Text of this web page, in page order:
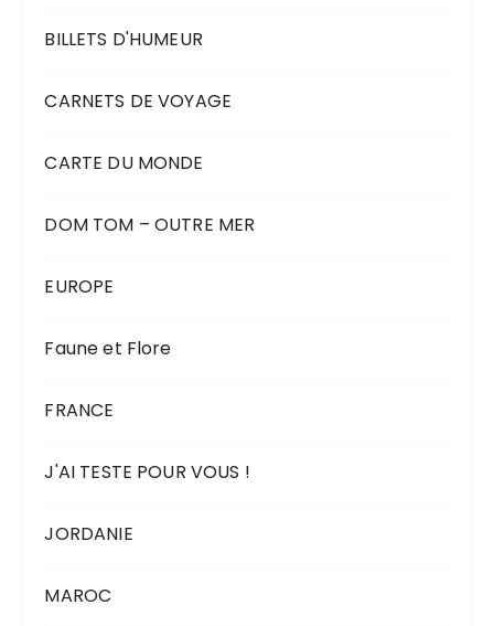
BILLETS D'HUMEUR
CARNETS DE VOYAGE
CARTE DU MONDE
DOM TOM – OUTRE MER
EUROPE
Faune et Flore
FRANCE
J'AI TESTE POUR VOUS !
JORDANIE
MAROC